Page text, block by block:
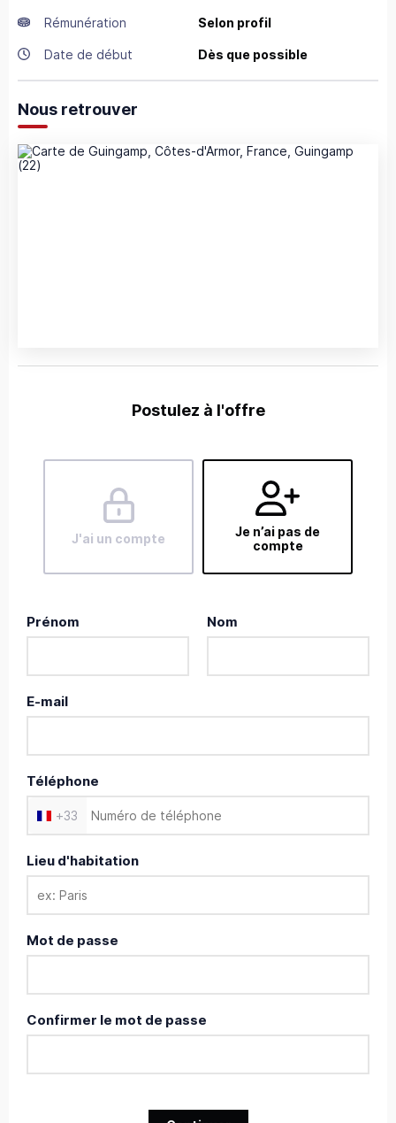
Rémunération Selon profil
Date de début Dès que possible
Nous retrouver
Postulez à l'offre
J'ai un compte
Je n’ai pas de
compte
Prénom Nom
E-mail
Téléphone
+33
Lieu d'habitation
Mot de passe
Confirmer le mot de passe